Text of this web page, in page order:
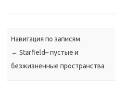
Навигация по записям
← Starfield– пустые и
безжизненные пространства